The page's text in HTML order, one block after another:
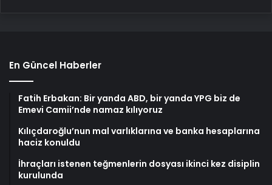
En Güncel Haberler
Fatih Erbakan: Bir yanda ABD, bir yanda YPG biz de
Emevi Camii’nde namaz kılıyoruz
Kılıçdaroğlu’nun mal varlıklarına ve banka hesaplarına
haciz konuldu
İhraçları istenen teğmenlerin dosyası ikinci kez disiplin
kurulunda